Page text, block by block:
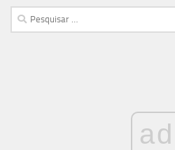
Pesquisar
por:
ad